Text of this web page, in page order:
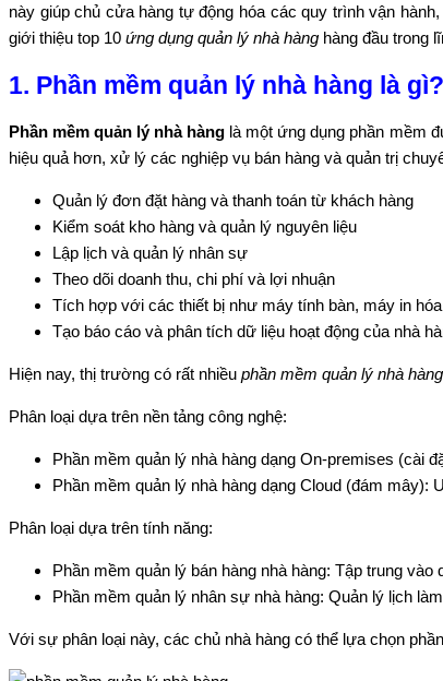
này giúp chủ cửa hàng tự động hóa các quy trình vận
giới thiệu top 10 ứng dụng quản lý nhà hàng hàng đầu trong
1. Phần mềm quản lý nhà hàng là gì?
Phần mềm quản lý nhà hàng là một ứng dụng phần mềm
hiệu quả hơn, xử lý các nghiệp vụ bán hàng và quản trị
Quản lý đơn đặt hàng và thanh toán từ khách hàng
Kiểm soát kho hàng và quản lý nguyên liệu
Lập lịch và quản lý nhân sự
Theo dõi doanh thu, chi phí và lợi nhuận
Tích hợp với các thiết bị như máy tính bàn, máy in
Tạo báo cáo và phân tích dữ liệu hoạt động của nhà
Hiện nay, thị trường có rất nhiều phần mềm quản lý nhà
Phân loại dựa trên nền tảng công nghệ:
Phần mềm quản lý nhà hàng dạng On-premises (cài
Phần mềm quản lý nhà hàng dạng Cloud (đám
Phân loại dựa trên tính năng:
Phần mềm quản lý bán hàng nhà hàng: Tập trung
Phần mềm quản lý nhân sự nhà hàng: Quản lý lịch
Với sự phân loại này, các chủ nhà hàng có thể lựa chọn